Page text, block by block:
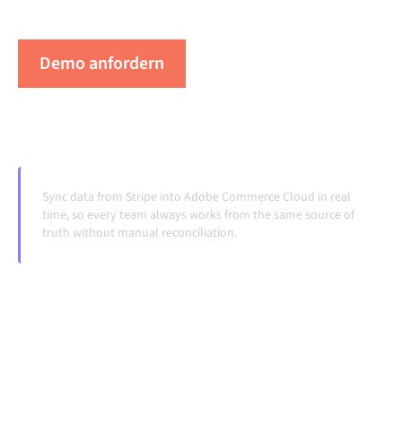
Demo anfordern
Sync data from Stripe into Adobe Commerce Cloud in real
time, so every team always works from the same source of
truth without manual reconciliation.